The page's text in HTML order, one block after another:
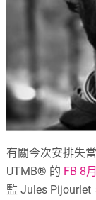
有關今次安排失
UTMB® 的 FB 8
監 Jules Pijourlet